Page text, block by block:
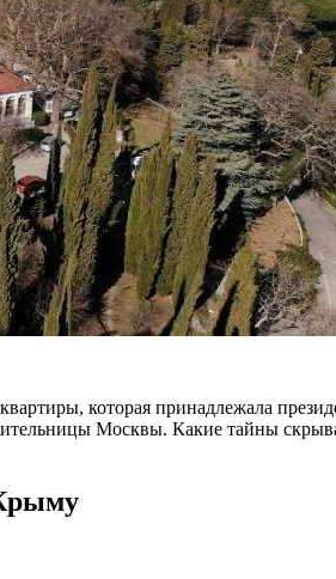
которая принадлежала
Москвы. Какие тайны